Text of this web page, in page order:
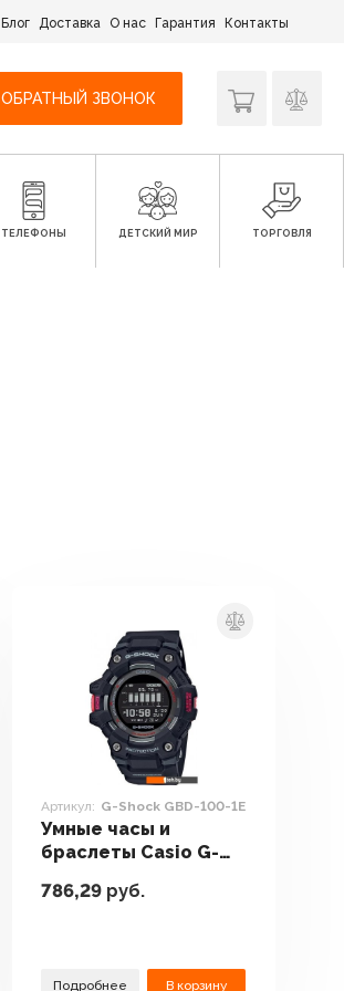
Блог Доставка О нас Гарантия Контакты
ОБРАТНЫЙ ЗВОНОК
ТЕЛЕФОНЫ ДЕТСКИЙ МИР ТОРГОВЛЯ
Артикул: G-Shock GBD-100-1E
Умные часы и
браслеты Casio G-
786,29 руб.
Подробнее В корзину